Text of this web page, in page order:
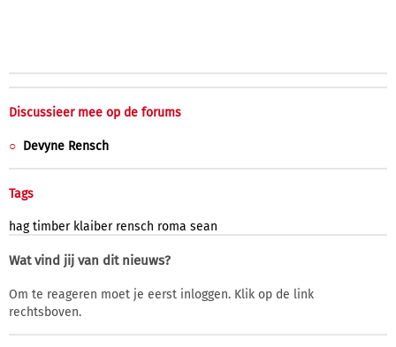
Discussieer mee op de forums
Devyne Rensch
Tags
hag timber klaiber rensch roma sean
Wat vind jij van dit nieuws?
Om te reageren moet je eerst inloggen. Klik op de link
rechtsboven.